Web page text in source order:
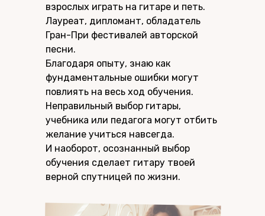
взрослых играть на гитаре и петь.
Лауреат, дипломант, обладатель
Гран-При фестивалей авторской
песни.
Благодаря опыту, знаю как
фундаментальные ошибки могут
повлиять на весь ход обучения.
Неправильный выбор гитары,
учебника или педагога могут отбить
желание учиться навсегда.
И наоборот, осознанный выбор
обучения сделает гитару твоей
верной спутницей по жизни.